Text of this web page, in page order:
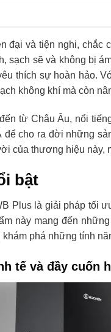
đại và tiện nghi,
sạch sẽ và không bị
thích sự hoàn hảo.
không khí mà còn
từ Châu Âu, nổi
cho ra đời những
của thương hiệu
bật
Plus là giải pháp tối
này mang đến
phá những tính
tế và đầy cuốn